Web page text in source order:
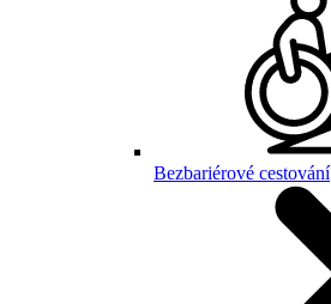
Bezbariérové cestování